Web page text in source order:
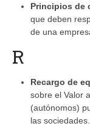
Principios de
que deben
de una
R
Recargo de
sobre el Valor
(autónomos)
las sociedades.